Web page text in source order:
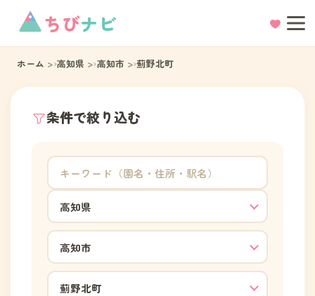
ちびナビ
ホーム 高知県 高知市 薊野北町
条件で絞り込む